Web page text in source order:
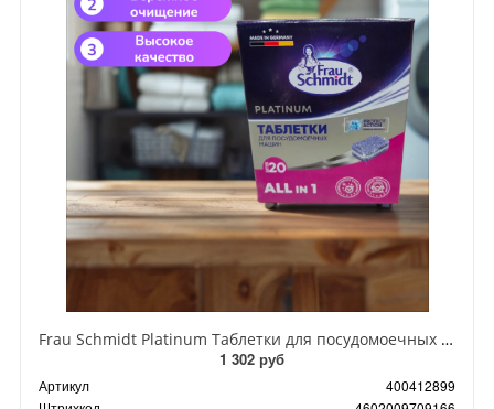
Frau Schmidt Platinum Таблетки для посудомоечных машин 20 шт 360 гр
1 302 руб
Артикул
400412899